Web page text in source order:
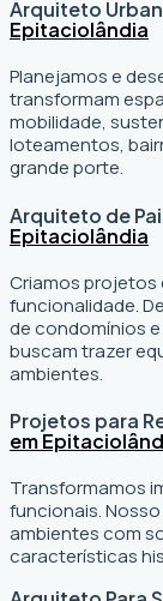
Arquiteto
Epitaciolândia
Planejamos e
transformam
mobilidade,
loteamentos,
grande porte.
Arquiteto de
Epitaciolândia
Criamos projetos
funcionalidade.
de condomínios
buscam trazer
ambientes.
Projetos para
em
Transformamos
funcionais.
ambientes com
características